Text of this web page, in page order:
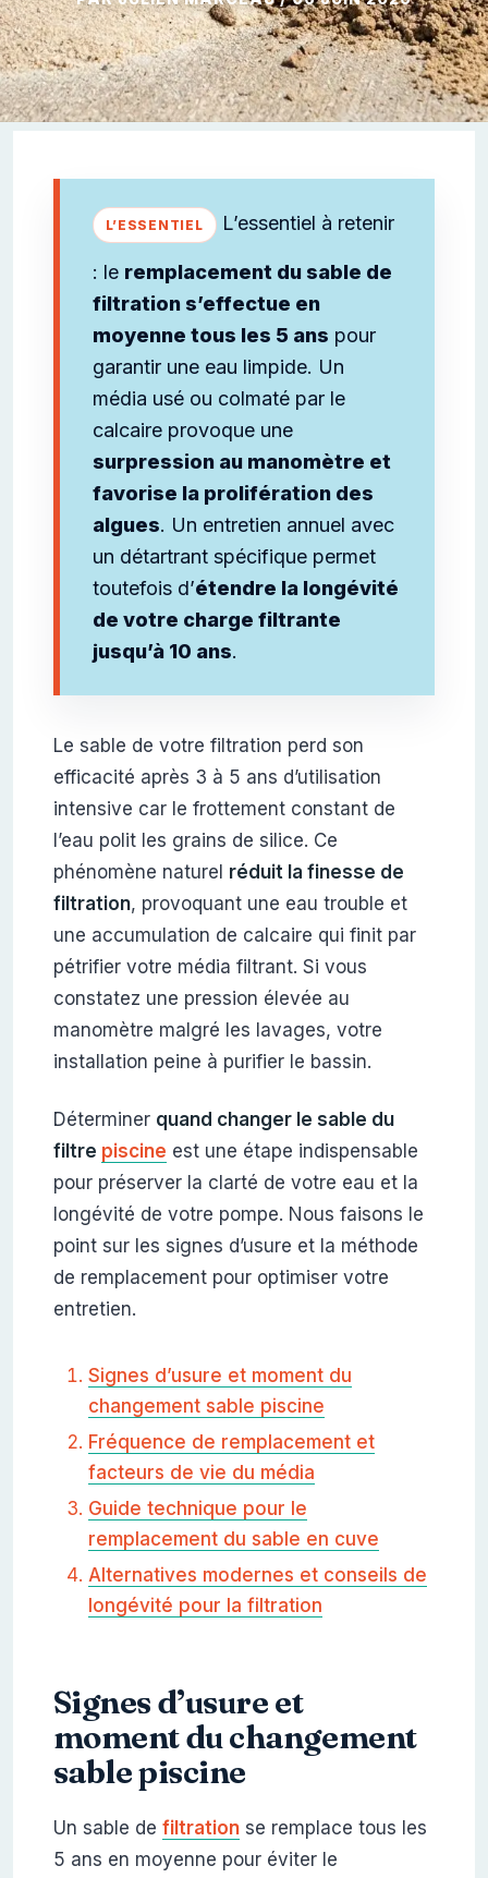
L’essentiel à retenir
: le remplacement du sable de
filtration s’effectue en
moyenne tous les 5 ans pour
garantir une eau limpide. Un
média usé ou colmaté par le
calcaire provoque une
surpression au manomètre et
favorise la prolifération des
algues. Un entretien annuel avec
un détartrant spécifique permet
toutefois d’étendre la longévité
de votre charge filtrante
jusqu’à 10 ans.
Le sable de votre filtration perd son
efficacité après 3 à 5 ans d’utilisation
intensive car le frottement constant de
l’eau polit les grains de silice. Ce
phénomène naturel réduit la finesse de
filtration, provoquant une eau trouble et
une accumulation de calcaire qui finit par
pétrifier votre média filtrant. Si vous
constatez une pression élevée au
manomètre malgré les lavages, votre
installation peine à purifier le bassin.
Déterminer quand changer le sable du
filtre piscine est une étape indispensable
pour préserver la clarté de votre eau et la
longévité de votre pompe. Nous faisons le
point sur les signes d’usure et la méthode
de remplacement pour optimiser votre
entretien.
Signes d’usure et moment du
changement sable piscine
Fréquence de remplacement et
facteurs de vie du média
Guide technique pour le
remplacement du sable en cuve
Alternatives modernes et conseils de
longévité pour la filtration
Signes d’usure et
moment du changement
sable piscine
Un sable de filtrationse remplace tous les
5 ans en moyenne pour éviter le